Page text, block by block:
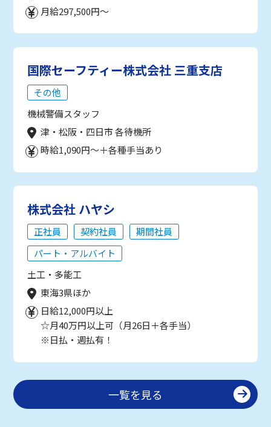
月給297,500円～
国際セーフティー株式会社 三重支店
その他
機械警備スタッフ
津・松阪・四日市 各待機所
時給1,090円～＋各種手当あり
株式会社 ハヤシ
正社員 契約社員
期間社員
パート・アルバイト
土工・多能工
東海3県ほか
日給12,000円以上
☆月40万円以上可（月26日＋各手当）
※日払・週払有！
一覧を見る